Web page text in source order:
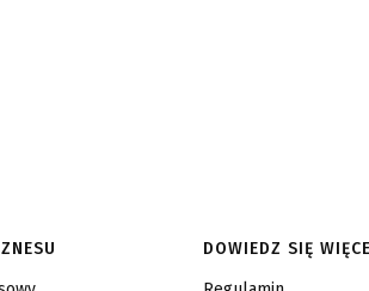
DOWIEDZ SIĘ